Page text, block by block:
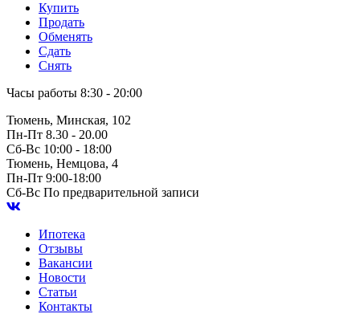
Купить
Продать
Обменять
Сдать
Снять
Часы работы 8:30 - 20:00
Тюмень, Минская, 102
Пн-Пт 8.30 - 20.00
Сб-Вс 10:00 - 18:00
Тюмень, Немцова, 4
Пн-Пт 9:00-18:00
Сб-Вс По предварительной записи
Ипотека
Отзывы
Вакансии
Новости
Статьи
Контакты